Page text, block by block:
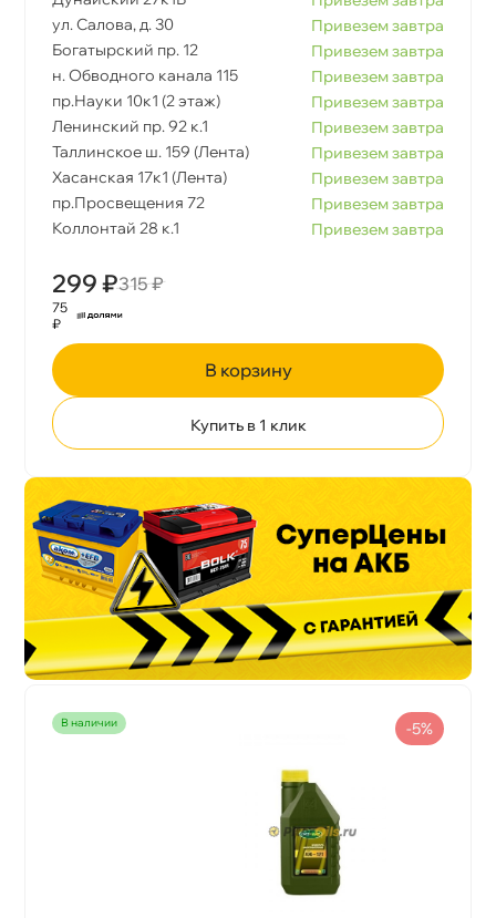
ул. Салова, д. 30
Привезем завтра
Богатырский пр. 12
Привезем завтра
н. Обводного канала 115
Привезем завтра
пр.Науки 10к1 (2 этаж)
Привезем завтра
Ленинский пр. 92 к.1
Привезем завтра
Таллинское ш. 159 (Лента)
Привезем завтра
Хасанская 17к1 (Лента)
Привезем завтра
пр.Просвещения 72
Привезем завтра
Коллонтай 28 к.1
Привезем завтра
299 ₽315 ₽
75
₽
корзину
Купить в 1 клик
наличии -5%